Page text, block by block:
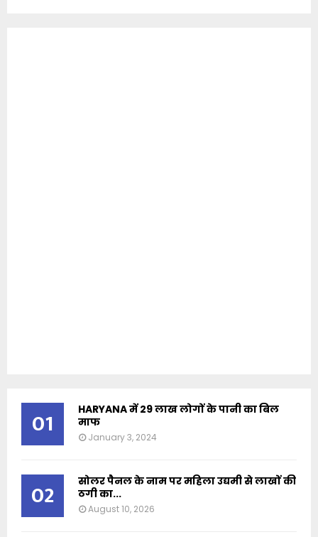
01
HARYANA में 29 लाख लोगों के पानी का बिल
माफ
January 3, 2024
02
सोलर पैनल के नाम पर महिला उद्यमी से लाखों की
ठगी का...
August 10, 2026